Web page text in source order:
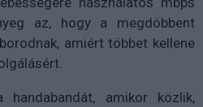
az, hogy a megdöbbent
amiért többet kellene
amikor közlik,